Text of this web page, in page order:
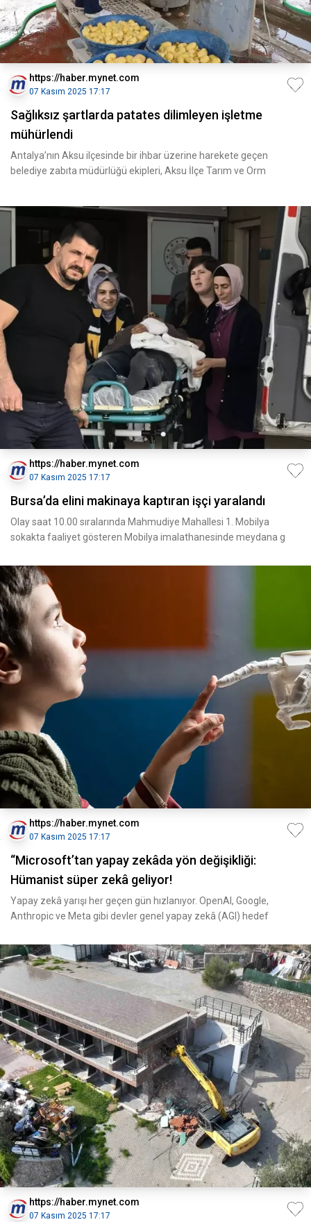
https://haber.mynet.com
07 Kasım 2025 17:17
Sağlıksız şartlarda patates dilimleyen işletme
mühürlendi
Antalya’nın Aksu ilçesinde bir ihbar üzerine harekete geçen
belediye zabıta müdürlüğü ekipleri, Aksu İlçe Tarım ve Orm
https://haber.mynet.com
07 Kasım 2025 17:17
Bursa’da elini makinaya kaptıran işçi yaralandı
Olay saat 10.00 sıralarında Mahmudiye Mahallesi 1. Mobilya
sokakta faaliyet gösteren Mobilya imalathanesinde meydana g
https://haber.mynet.com
07 Kasım 2025 17:17
“Microsoft’tan yapay zekâda yön değişikliği:
Hümanist süper zekâ geliyor!
Yapay zekâ yarışı her geçen gün hızlanıyor. OpenAI, Google,
Anthropic ve Meta gibi devler genel yapay zekâ (AGI) hedef
https://haber.mynet.com
07 Kasım 2025 17:17